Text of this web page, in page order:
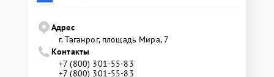
Адрес
г. Таганрог, площадь Мира, 7
Контакты
+7 (800) 301-55-83
+7 (800) 301-55-83